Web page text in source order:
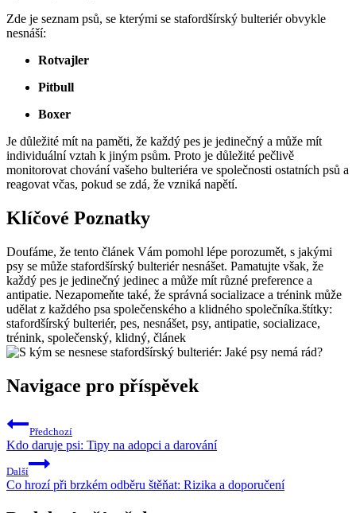
Zde je seznam psů, se kterými se stafordšírský bulteriér obvykle
nesnáší:
Rotvajler
Pitbull
Boxer
Je důležité mít na paměti, že každý pes je jedinečný a může mít
individuální vztah k jiným psům. Proto je důležité pečlivě
monitorovat chování vašeho bulteriéra ve společnosti ostatních psů a
reagovat včas, pokud se zdá, že vzniká napětí.
Klíčové Poznatky
Doufáme, že tento článek Vám pomohl lépe porozumět, s jakými
psy se může stafordšírský bulteriér nesnášet. Pamatujte však, že
každý pes je jedinečný jedinec a může mít různé preference a
antipatie. Nezapomeňte také, že správná socializace a trénink může
udělat z každého psa společenského a klidného společníka.štítky:
stafordšírský bulteriér, pes, nesnášet, psy, antipatie, socializace,
trénink, společenský, klidný, článek
Navigace pro příspěvek
Předchozí
Kdo daruje psi: Tipy na adopci a darování
Další
Co hrozí při brzkém odběru štěňat: Rizika a doporučení